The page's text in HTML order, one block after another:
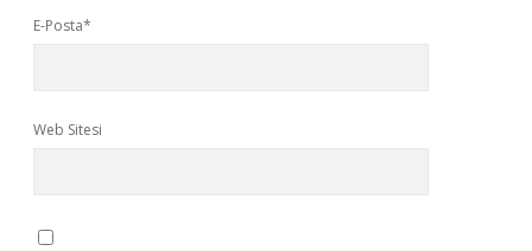
E-Posta*
Web Sitesi